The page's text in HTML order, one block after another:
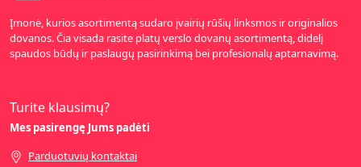
Įmonė, kurios asortimentą sudaro įvairių rūšių linksmos ir originalios
dovanos. Čia visada rasite platų verslo dovanų asortimentą, didelį
spaudos būdų ir paslaugų pasirinkimą bei profesionalų aptarnavimą.
Turite klausimų?
Mes pasirengę Jums padėti
Parduotuvių kontaktai